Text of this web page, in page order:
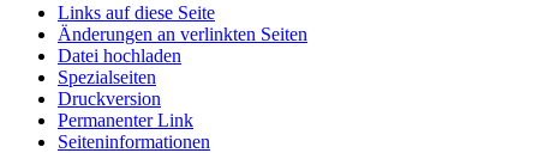
Links auf diese Seite
Änderungen an verlinkten Seiten
Datei hochladen
Spezialseiten
Druckversion
Permanenter Link
Seiten­­informationen